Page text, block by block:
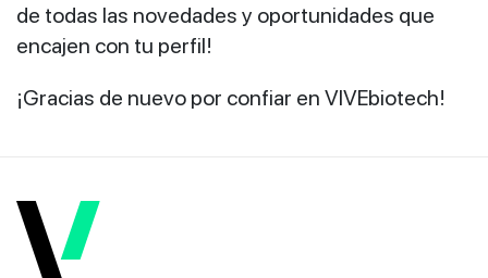
de todas las novedades y oportunidades que
encajen con tu perfil!
¡Gracias de nuevo por confiar en VIVEbiotech!